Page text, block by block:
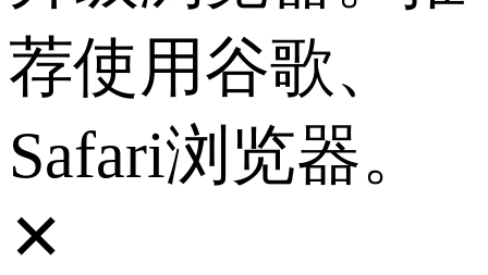
荐使用谷歌、
Safari浏览器。
✕